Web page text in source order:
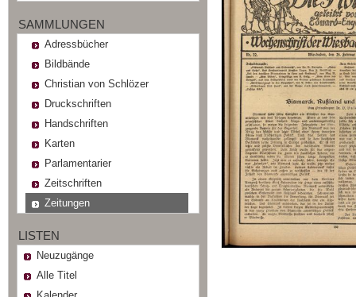
SAMMLUNGEN
Adressbücher
Bildbände
Christian von Schlözer
Druckschriften
Handschriften
Karten
Parlamentarier
Zeitschriften
Zeitungen
LISTEN
Neuzugänge
Alle Titel